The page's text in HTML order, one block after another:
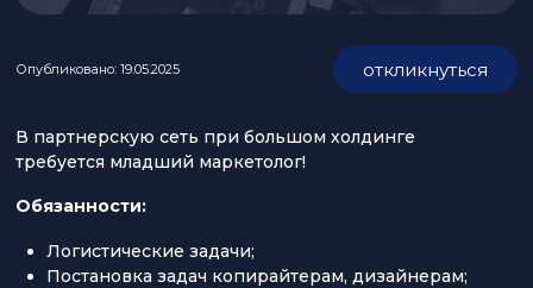
Опубликовано: 19.05.2025 откликнуться
В партнерскую сеть при большом холдинге
требуется младший маркетолог!
Обязанности:
Логистические задачи;
Постановка задач копирайтерам, дизайнерам;